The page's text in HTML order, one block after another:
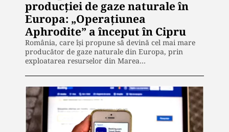
producției de gaze naturale în
Europa: „Operațiunea
Aphrodite” a început în Cipru
România, care își propune să devină cel mai mare
producător de gaze naturale din Europa, prin
exploatarea resurselor din Marea…